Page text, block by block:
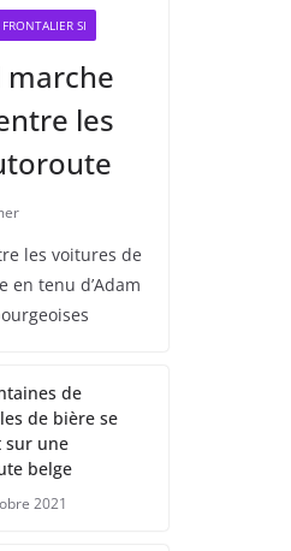
SI
marche
les
les voitures de
en tenu d’Adam
de
de bière se
sur une
belge
2021